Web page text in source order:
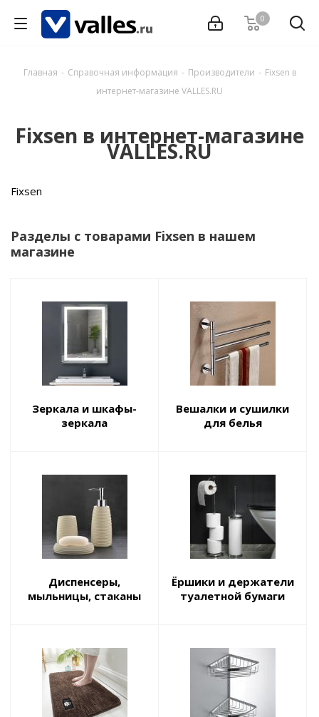
0
Главная - Справочная информация - Производители - Fixsen в
интернет-магазине VALLES.RU
Fixsen в интернет-магазине
VALLES.RU
Fixsen
Разделы с товарами Fixsen в нашем
магазине
Зеркала и шкафы-
зеркала
Вешалки и сушилки
для белья
Диспенсеры,
мыльницы, стаканы
Ёршики и держатели
туалетной бумаги